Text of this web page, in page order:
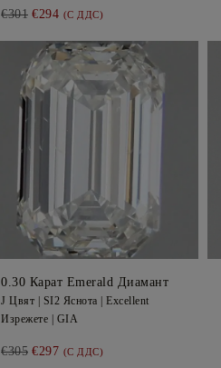
€301 €294 (С ДДС)
0.30 Карат Emerald Диамант
J Цвят | SI2 Яснота | Excellent
Изрежете | GIA
€305 €297 (С ДДС)